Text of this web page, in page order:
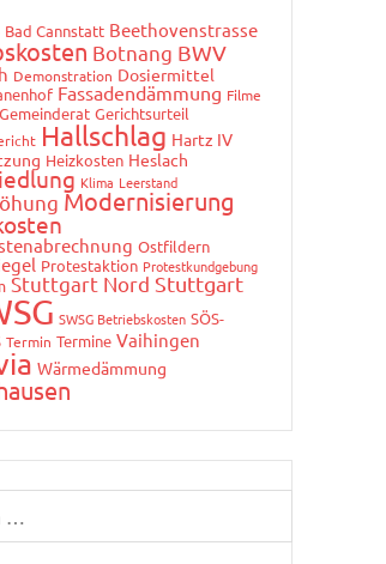
Bad Cannstatt Beethovenstrasse
Botnang BWV
Demonstration Dosiermittel
Fassadendämmung Filme
Gemeinderat Gerichtsurteil
Hallschlag Hartz IV
Heizkosten Heslach
Klima Leerstand
Modernisierung
Ostfildern
Protestaktion Protestkundgebung
Stuttgart Nord Stuttgart
SWSG Betriebskosten SÖS-
Termin Termine Vaihingen
Wärmedämmung